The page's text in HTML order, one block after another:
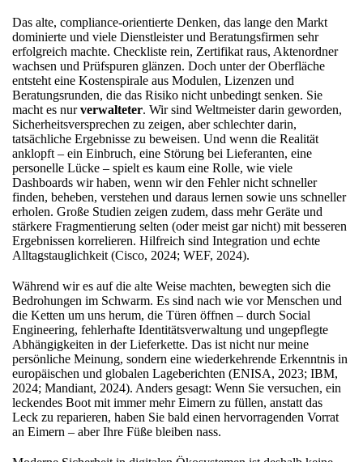
Das alte, compliance-orientierte Denken, das lange den Markt
dominierte und viele Dienstleister und Beratungsfirmen sehr
erfolgreich machte. Checkliste rein, Zertifikat raus, Aktenordner
wachsen und Prüfspuren glänzen. Doch unter der Oberfläche
entsteht eine Kostenspirale aus Modulen, Lizenzen und
Beratungsrunden, die das Risiko nicht unbedingt senken. Sie
macht es nurverwalteter. Wir sind Weltmeister darin geworden,
Sicherheitsversprechen zu zeigen, aber schlechter darin,
tatsächliche Ergebnisse zu beweisen. Und wenn die Realität
anklopft – ein Einbruch, eine Störung bei Lieferanten, eine
personelle Lücke – spielt es kaum eine Rolle, wie viele
Dashboards wir haben, wenn wir den Fehler nicht schneller
finden, beheben, verstehen und daraus lernen sowie uns schneller
erholen. Große Studien zeigen zudem, dass mehr Geräte und
stärkere Fragmentierung selten (oder meist gar nicht) mit besseren
Ergebnissen korrelieren. Hilfreich sind Integration und echte
Alltagstauglichkeit (Cisco, 2024; WEF, 2024).
Während wir es auf die alte Weise machten, bewegten sich die
Bedrohungen im Schwarm. Es sind nach wie vor Menschen und
die Ketten um uns herum, die Türen öffnen – durch Social
Engineering, fehlerhafte Identitätsverwaltung und ungepflegte
Abhängigkeiten in der Lieferkette. Das ist nicht nur meine
persönliche Meinung, sondern eine wiederkehrende Erkenntnis in
europäischen und globalen Lageberichten (ENISA, 2023; IBM,
2024; Mandiant, 2024). Anders gesagt: Wenn Sie versuchen, ein
leckendes Boot mit immer mehr Eimern zu füllen, anstatt das
Leck zu reparieren, haben Sie bald einen hervorragenden Vorrat
an Eimern – aber Ihre Füße bleiben nass.